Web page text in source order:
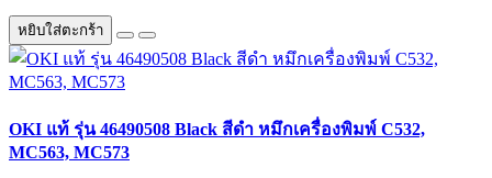
หยิบใส่ตะกร้า
OKI แท้ รุ่น 46490508 Black สีดำ หมึกเครื่องพิมพ์ C532,
MC563, MC573